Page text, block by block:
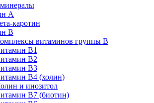
A
каротин
B
витаминов группы B
B1
B2
B3
B4 (холин)
и инозитол
B7 (биотин)